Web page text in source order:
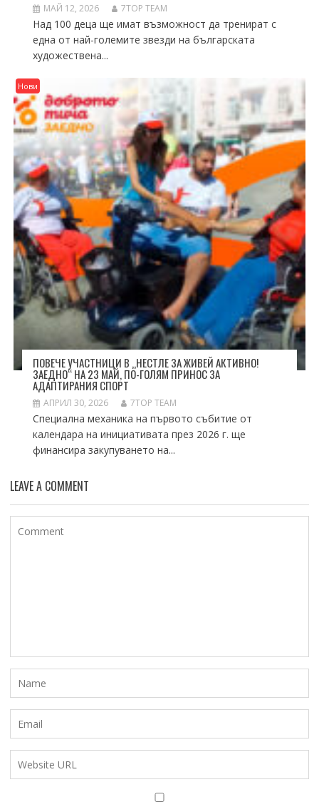
МАЙ 12, 2026 7TOP TEAM
Над 100 деца ще имат възможност да тренират с
една от най-големите звезди на българската
художествена...
Нови
ПОВЕЧЕ УЧАСТНИЦИ В „НЕСТЛЕ ЗА ЖИВЕЙ АКТИВНО!
ЗАЕДНО“ НА 23 МАЙ, ПО-ГОЛЯМ ПРИНОС ЗА
АДАПТИРАНИЯ СПОРТ
АПРИЛ 30, 2026 7TOP TEAM
Специална механика на първото събитие от
календара на инициативата през 2026 г. ще
финансира закупуването на...
LEAVE A COMMENT